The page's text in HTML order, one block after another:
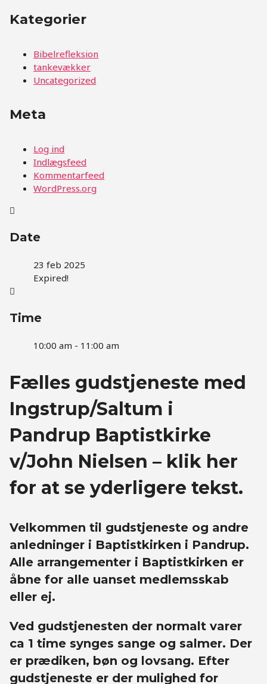
Kategorier
Bibelrefleksion
tankevækker
Uncategorized
Meta
Log ind
Indlægsfeed
Kommentarfeed
WordPress.org
Date
23 feb 2025
Expired!
Time
10:00 am - 11:00 am
Fælles gudstjeneste med
Ingstrup/Saltum i
Pandrup Baptistkirke
v/John Nielsen – klik her
for at se yderligere tekst.
Velkommen til gudstjeneste og andre
anledninger i Baptistkirken i Pandrup.
Alle arrangementer i Baptistkirken er
åbne for alle uanset medlemsskab
eller ej.
Ved gudstjenesten der normalt varer
ca 1 time synges sange og salmer. Der
er prædiken, bøn og lovsang. Efter
gudstjeneste er der mulighed for